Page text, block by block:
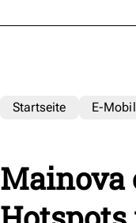
Startseite E-
Mainova